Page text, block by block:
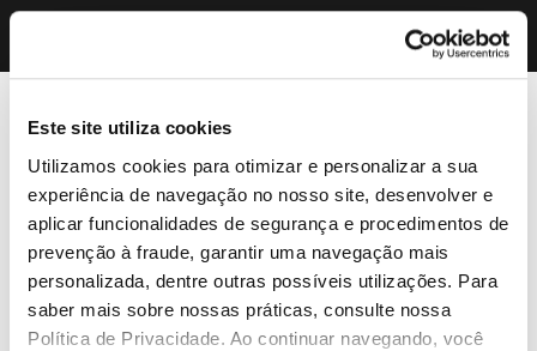
Este site utiliza cookies
Utilizamos cookies para otimizar e personalizar a sua
experiência de navegação no nosso site, desenvolver e
aplicar funcionalidades de segurança e procedimentos de
prevenção à fraude, garantir uma navegação mais
personalizada, dentre outras possíveis utilizações. Para
saber mais sobre nossas práticas, consulte nossa
Política de Privacidade. Ao continuar navegando, você